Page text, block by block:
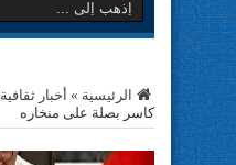
الرئيسية » أخبار ثقافية
كاسر بصلة على منخاره